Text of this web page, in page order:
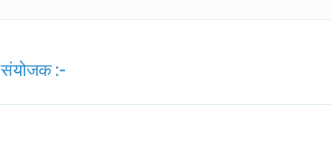
संयोजक :-